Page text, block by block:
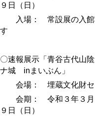
９日（日）
入場： 常設展の入館
す
〇速報展示「青谷古代山
ナ城 inまいぶん」
会場： 埋蔵文化財セ
会期： 令和３年３月
９日（日）